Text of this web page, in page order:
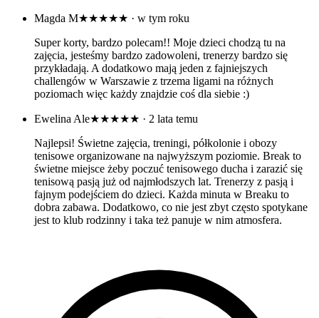
Magda M★★★★★ · w tym roku
Super korty, bardzo polecam!! Moje dzieci chodzą tu na
zajęcia, jesteśmy bardzo zadowoleni, trenerzy bardzo się
przykładają. A dodatkowo mają jeden z fajniejszych
challengów w Warszawie z trzema ligami na różnych
poziomach więc każdy znajdzie coś dla siebie :)
Ewelina Ale★★★★★ · 2 lata temu
Najlepsi! Świetne zajęcia, treningi, półkolonie i obozy
tenisowe organizowane na najwyższym poziomie. Break to
świetne miejsce żeby poczuć tenisowego ducha i zarazić się
tenisową pasją już od najmłodszych lat. Trenerzy z pasją i
fajnym podejściem do dzieci. Każda minuta w Breaku to
dobra zabawa. Dodatkowo, co nie jest zbyt często spotykane
jest to klub rodzinny i taka też panuje w nim atmosfera.